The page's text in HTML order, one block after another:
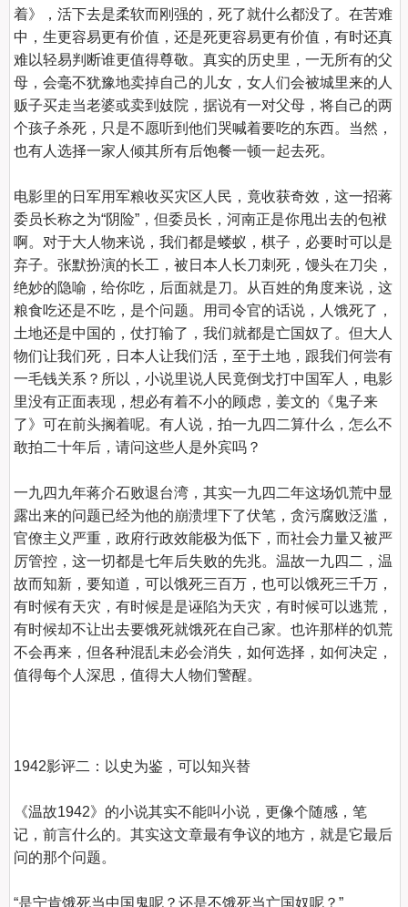
着》，活下去是柔软而刚强的，死了就什么都没了。在苦难
中，生更容易更有价值，还是死更容易更有价值，有时还真
难以轻易判断谁更值得尊敬。真实的历史里，一无所有的父
母，会毫不犹豫地卖掉自己的儿女，女人们会被城里来的人
贩子买走当老婆或卖到妓院，据说有一对父母，将自己的两
个孩子杀死，只是不愿听到他们哭喊着要吃的东西。当然，
也有人选择一家人倾其所有后饱餐一顿一起去死。
电影里的日军用军粮收买灾区人民，竟收获奇效，这一招蒋
委员长称之为“阴险”，但委员长，河南正是你甩出去的包袱
啊。对于大人物来说，我们都是蝼蚁，棋子，必要时可以是
弃子。张默扮演的长工，被日本人长刀刺死，馒头在刀尖，
绝妙的隐喻，给你吃，后面就是刀。从百姓的角度来说，这
粮食吃还是不吃，是个问题。用司令官的话说，人饿死了，
土地还是中国的，仗打输了，我们就都是亡国奴了。但大人
物们让我们死，日本人让我们活，至于土地，跟我们何尝有
一毛钱关系？所以，小说里说人民竟倒戈打中国军人，电影
里没有正面表现，想必有着不小的顾虑，姜文的《鬼子来
了》可在前头搁着呢。有人说，拍一九四二算什么，怎么不
敢拍二十年后，请问这些人是外宾吗？
一九四九年蒋介石败退台湾，其实一九四二年这场饥荒中显
露出来的问题已经为他的崩溃埋下了伏笔，贪污腐败泛滥，
官僚主义严重，政府行政效能极为低下，而社会力量又被严
厉管控，这一切都是七年后失败的先兆。温故一九四二，温
故而知新，要知道，可以饿死三百万，也可以饿死三千万，
有时候有天灾，有时候是是诬陷为天灾，有时候可以逃荒，
有时候却不让出去要饿死就饿死在自己家。也许那样的饥荒
不会再来，但各种混乱未必会消失，如何选择，如何决定，
值得每个人深思，值得大人物们警醒。
1942影评二：以史为鉴，可以知兴替
《温故1942》的小说其实不能叫小说，更像个随感，笔
记，前言什么的。其实这文章最有争议的地方，就是它最后
问的那个问题。
“是宁肯饿死当中国鬼呢？还是不饿死当亡国奴呢？”